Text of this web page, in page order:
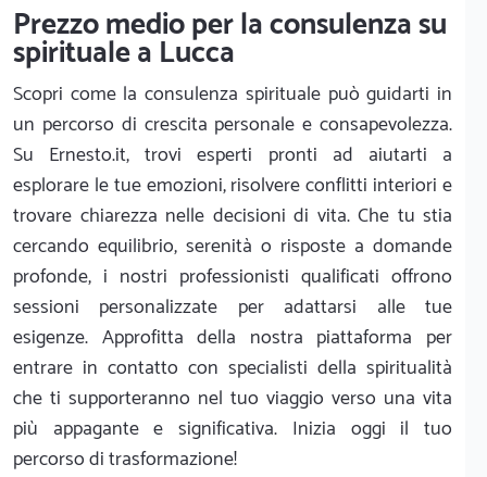
Prezzo medio per la consulenza su
spirituale a Lucca
Scopri come la consulenza spirituale può guidarti in
un percorso di crescita personale e consapevolezza.
Su Ernesto.it, trovi esperti pronti ad aiutarti a
esplorare le tue emozioni, risolvere conflitti interiori e
trovare chiarezza nelle decisioni di vita. Che tu stia
cercando equilibrio, serenità o risposte a domande
profonde, i nostri professionisti qualificati offrono
sessioni personalizzate per adattarsi alle tue
esigenze. Approfitta della nostra piattaforma per
entrare in contatto con specialisti della spiritualità
che ti supporteranno nel tuo viaggio verso una vita
più appagante e significativa. Inizia oggi il tuo
percorso di trasformazione!